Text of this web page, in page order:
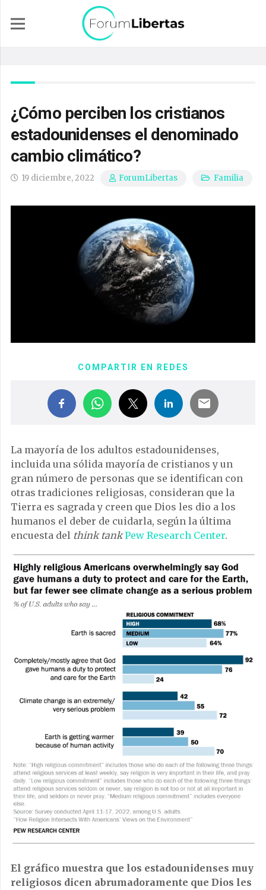
¿Cómo perciben los cristianos
estadounidenses el denominado
cambio climático?
19 diciembre, 2022 ForumLibertas Familia
COMPARTIR EN REDES
La mayoría de los adultos estadounidenses,
incluida una sólida mayoría de cristianos y un
gran número de personas que se identifican con
otras tradiciones religiosas, consideran que la
Tierra es sagrada y creen que Dios les dio a los
humanos el deber de cuidarla, según la última
encuesta del think tank Pew Research Center.
El gráfico muestra que los estadounidenses muy
religiosos dicen abrumadoramente que Dios les